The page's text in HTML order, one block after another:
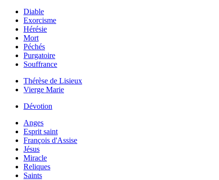
Diable
Exorcisme
Hérésie
Mort
Péchés
Purgatoire
Souffrance
Thérèse de Lisieux
Vierge Marie
Dévotion
Anges
Esprit saint
François d'Assise
Jésus
Miracle
Reliques
Saints